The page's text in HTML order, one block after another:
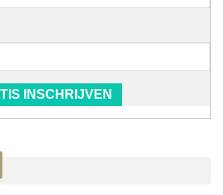
INSCHRIJVEN